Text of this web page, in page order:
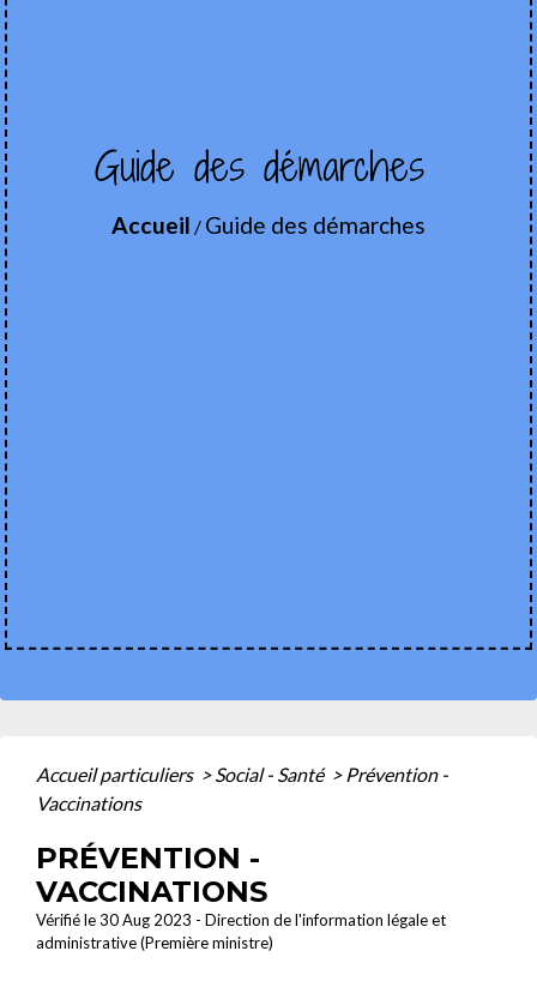
Guide des démarches
Accueil / Guide des démarches
Accueil particuliers > Social - Santé > Prévention -
Vaccinations
PRÉVENTION -
VACCINATIONS
Vérifié le 30 Aug 2023 - Direction de l'information légale et
administrative (Première ministre)